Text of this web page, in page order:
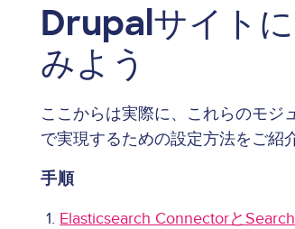
Drupalサイト
みよう
ここからは実際に、これらのモジ
で実現するための設定方法をご紹
手順
Elasticsearch Connectorと